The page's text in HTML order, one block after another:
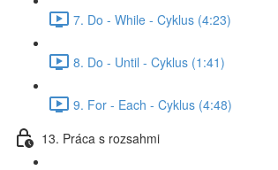
7. Do - While - Cyklus (4:23)
8. Do - Until - Cyklus (1:41)
9. For - Each - Cyklus (4:48)
13. Práca s rozsahmi